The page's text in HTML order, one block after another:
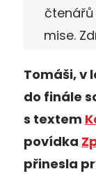
čtenářů
mise.
Tomáši, v
do finále
s textem
povídka
přinesla